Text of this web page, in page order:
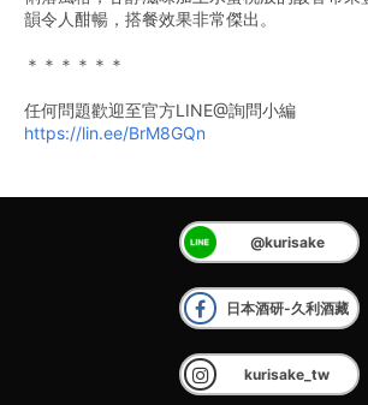
韻令人酣暢，搭餐效果非常傑出。
＊＊＊＊＊＊
任何問題歡迎至官方LINE@詢問小編
https://lin.ee/BrM8GQn
@kurisake
日本酒研-久利酒藏
kurisake_tw